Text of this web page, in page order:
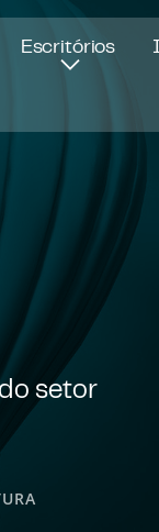
Escritórios
setor